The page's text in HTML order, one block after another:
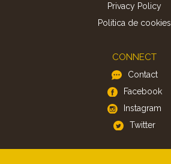
Privacy Policy
Politica de cookies
CONNECT
Contact
Facebook
Instagram
Twitter